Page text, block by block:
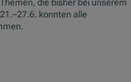
die bisher bei unserem
konnten alle